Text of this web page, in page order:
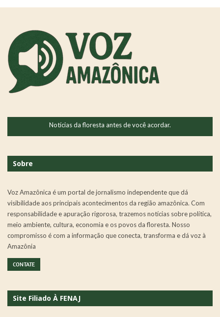
Notícias da floresta antes de você acordar.
Sobre
Voz Amazônica é um portal de jornalismo independente que dá
visibilidade aos principais acontecimentos da região amazônica. Com
responsabilidade e apuração rigorosa, trazemos notícias sobre política,
meio ambiente, cultura, economia e os povos da floresta. Nosso
compromisso é com a informação que conecta, transforma e dá voz à
Amazônia
CONTATE
Site Filiado À FENAJ